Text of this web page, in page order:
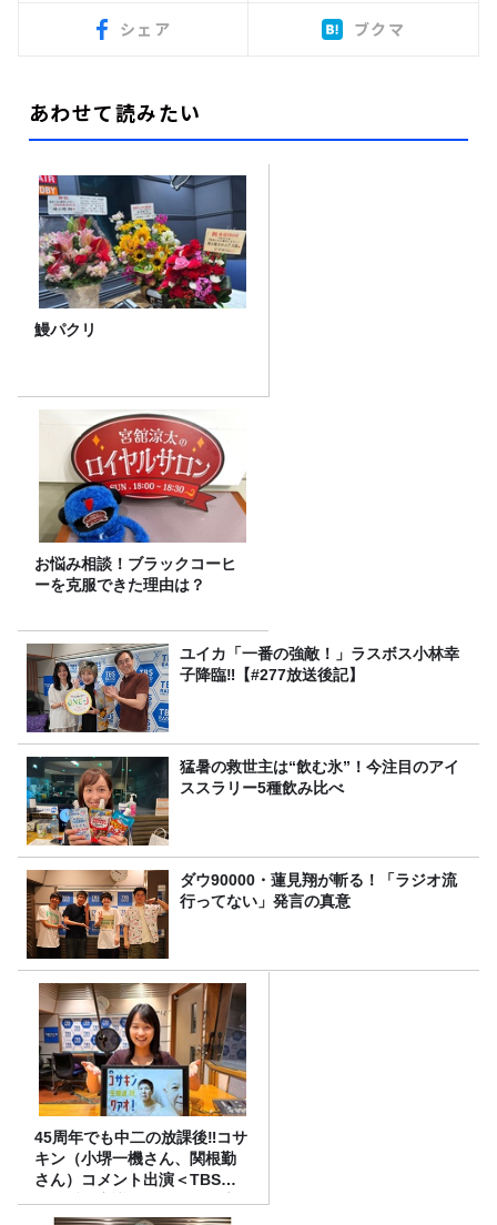
シェア ブクマ
あわせて読みたい
鰻パクリ
お悩み相談！ブラックコーヒ
ーを克服できた理由は？
ユイカ「一番の強敵！」ラスボス小林幸
子降臨‼【#277放送後記】
猛暑の救世主は“飲む氷”！今注目のアイ
ススラリー5種飲み比べ
ダウ90000・蓮見翔が斬る！「ラジオ流
行ってない」発言の真意
45周年でも中二の放課後‼コサ
キン（小堺一機さん、関根勤
さん）コメント出演＜TBSラ
ジオ番組審議会からのご報告